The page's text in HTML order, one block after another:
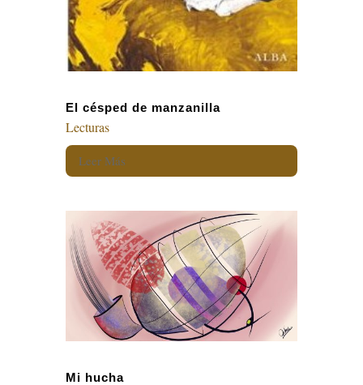
El césped de manzanilla
Lecturas
Leer Más
Mi hucha